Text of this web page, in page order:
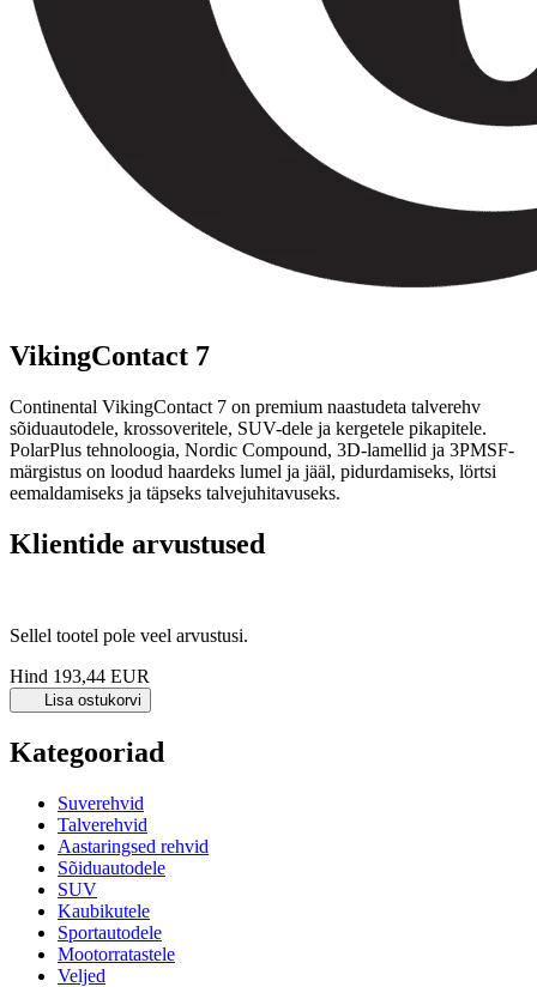
VikingContact 7
Continental VikingContact 7 on premium naastudeta talverehv
sõiduautodele, krossoveritele, SUV-dele ja kergetele pikapitele.
PolarPlus tehnoloogia, Nordic Compound, 3D-lamellid ja 3PMSF-
märgistus on loodud haardeks lumel ja jääl, pidurdamiseks, lörtsi
eemaldamiseks ja täpseks talvejuhitavuseks.
Klientide arvustused
Sellel tootel pole veel arvustusi.
Hind 193,44 EUR
Lisa ostukorvi
Kategooriad
Suverehvid
Talverehvid
Aastaringsed rehvid
Sõiduautodele
SUV
Kaubikutele
Sportautodele
Mootorratastele
Veljed